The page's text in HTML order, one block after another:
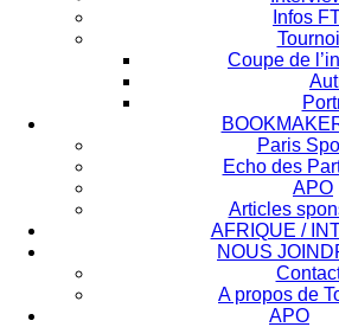
Infos
Coupe de
Paris
Echo des
APO
Articles
AFRIQUE /
NOUS
A propos de
APO